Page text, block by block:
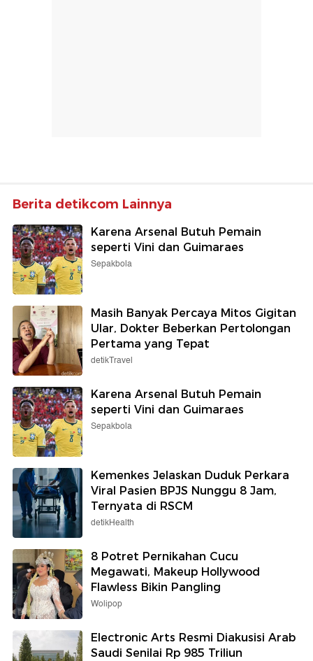
Berita detikcom Lainnya
Karena Arsenal Butuh Pemain
seperti Vini dan Guimaraes
Sepakbola
Masih Banyak Percaya Mitos Gigitan
Ular, Dokter Beberkan Pertolongan
Pertama yang Tepat
detikTravel
Karena Arsenal Butuh Pemain
seperti Vini dan Guimaraes
Sepakbola
Kemenkes Jelaskan Duduk Perkara
Viral Pasien BPJS Nunggu 8 Jam,
Ternyata di RSCM
detikHealth
8 Potret Pernikahan Cucu
Megawati, Makeup Hollywood
Flawless Bikin Pangling
Wolipop
Electronic Arts Resmi Diakusisi Arab
Saudi Senilai Rp 985 Triliun